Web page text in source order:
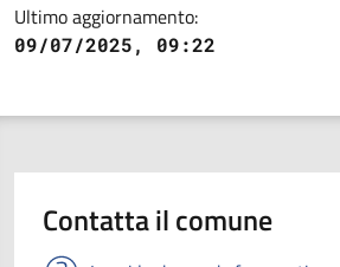
Ultimo aggiornamento:
09/07/2025, 09:22
Contatta il comune